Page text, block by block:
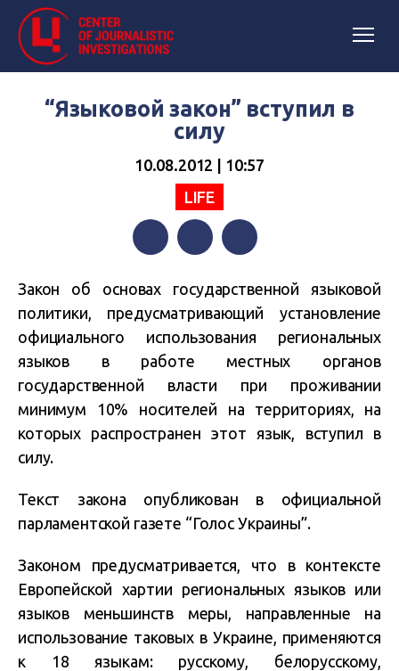
“Языковой закон” вступил в
силу
10.08.2012 | 10:57
LIFE
Закон об основах государственной языковой
политики, предусматривающий установление
официального использования региональных
языков в работе местных органов
государственной власти при проживании
минимум 10% носителей на территориях, на
которых распространен этот язык, вступил в
силу.
Текст закона опубликован в официальной
парламентской газете “Голос Украины”.
Законом предусматривается, что в контексте
Европейской хартии региональных языков или
языков меньшинств меры, направленные на
использование таковых в Украине, применяются
к 18 языкам: русскому, белорусскому,